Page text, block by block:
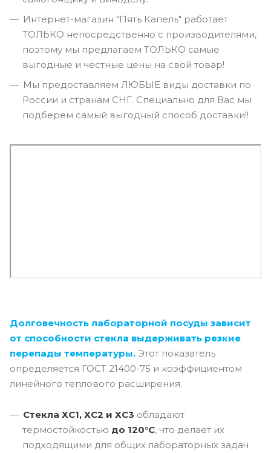
Интернет-магазин "Пять Капель" работает
ТОЛЬКО непосредственно с производителями,
поэтому мы предлагаем ТОЛЬКО самые
выгодные и честные цены на свой товар!
Мы предоставляем ЛЮБЫЕ виды доставки по
России и странам СНГ. Специально для Вас мы
подберем самый выгодный способ доставки!!
Долговечность лабораторной посуды зависит
от способности стекла выдерживать резкие
перепады температуры. Этот показатель
определяется ГОСТ 21400-75 и коэффициентом
линейного теплового расширения.
Стекла ХС1, ХС2 и ХС3 обладают
термостойкостью до 120°C, что делает их
подходящими для общих лабораторных задач